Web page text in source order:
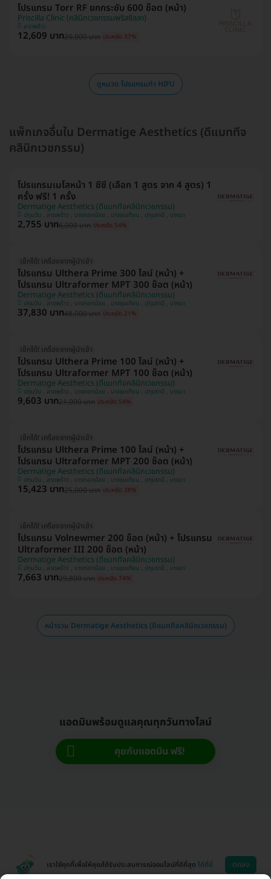
โปรแกรม Torr RF ยกกระชับ 600 ช็อต (หน้า)
Priscilla Clinic (คลินิกเวชกรรมพริสซิลลา)
ลาดพร้าว
12,609 บาท20,000 บาท ประหยัด 37%
ดูหมวด โปรแกรมทำ HIFU
แพ็กเกจอื่นใน Dermatige Aesthetics (ดีแมททีจ
คลินิกเวชกรรม)
โปรแกรมเมโสหน้า 1 ซีซี (เลือก 1 สูตร จาก 4 สูตร) 1
ครั้ง ฟรี! 1 ครั้ง
Dermatige Aesthetics (ดีแมททีจคลินิกเวชกรรม)
ปทุมวัน , ลาดพร้าว , บางกอกน้อย , บางขุนเทียน , ปทุมธานี , บางนา
2,755 บาท6,000 บาท ประหยัด 54%
เช็กได้! เครื่องจากผู้นำเข้า
โปรแกรม Ulthera Prime 300 ไลน์ (หน้า) +
โปรแกรม Ultraformer MPT 300 ช็อต (หน้า)
Dermatige Aesthetics (ดีแมททีจคลินิกเวชกรรม)
ปทุมวัน , ลาดพร้าว , บางกอกน้อย , บางขุนเทียน , ปทุมธานี , บางนา
37,830 บาท48,000 บาท ประหยัด 21%
เช็กได้! เครื่องจากผู้นำเข้า
โปรแกรม Ulthera Prime 100 ไลน์ (หน้า) +
โปรแกรม Ultraformer MPT 100 ช็อต (หน้า)
Dermatige Aesthetics (ดีแมททีจคลินิกเวชกรรม)
ปทุมวัน , ลาดพร้าว , บางกอกน้อย , บางขุนเทียน , ปทุมธานี , บางนา
9,603 บาท21,000 บาท ประหยัด 54%
เช็กได้! เครื่องจากผู้นำเข้า
โปรแกรม Ulthera Prime 100 ไลน์ (หน้า) +
โปรแกรม Ultraformer MPT 200 ช็อต (หน้า)
Dermatige Aesthetics (ดีแมททีจคลินิกเวชกรรม)
ปทุมวัน , ลาดพร้าว , บางกอกน้อย , บางขุนเทียน , ปทุมธานี , บางนา
15,423 บาท25,000 บาท ประหยัด 38%
เช็กได้! เครื่องจากผู้นำเข้า
โปรแกรม Volnewmer 200 ช็อต (หน้า) + โปรแกรม
Ultraformer III 200 ช็อต (หน้า)
Dermatige Aesthetics (ดีแมททีจคลินิกเวชกรรม)
ปทุมวัน , ลาดพร้าว , บางกอกน้อย , บางขุนเทียน , ปทุมธานี , บางนา
7,663 บาท29,800 บาท ประหยัด 74%
หน้ารวม Dermatige Aesthetics (ดีแมททีจคลินิกเวชกรรม)
แอดมินพร้อมดูแลคุณทุกวันทางไลน์
คุยกับแอดมิน ฟรี!
เราใช้คุกกี้เพื่อให้คุณได้รับประสบการณ์ออนไลน์ที่ดีที่สุด ได้ที่นี่ ตกลง